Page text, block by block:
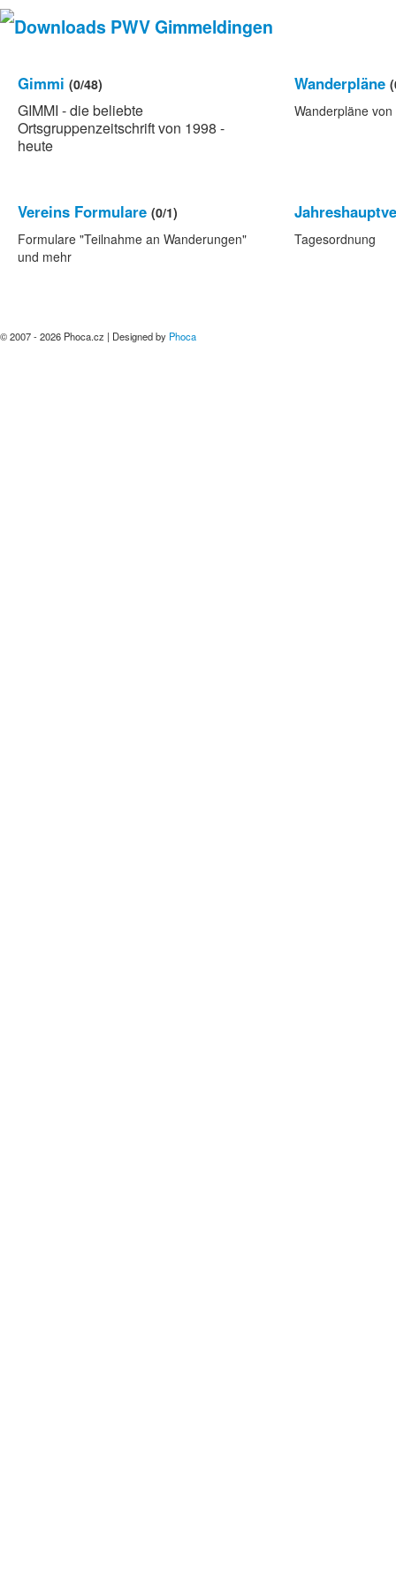
Gimmi (0/48)
GIMMI - die beliebte
Ortsgruppenzeitschrift von 1998 -
heute
Wanderpläne
Wanderpläne
Vereins Formulare (0/1)
Formulare "Teilnahme an Wanderungen"
und mehr
Tagesordnung
© 2007 - 2026 Phoca.cz | Designed by Phoca